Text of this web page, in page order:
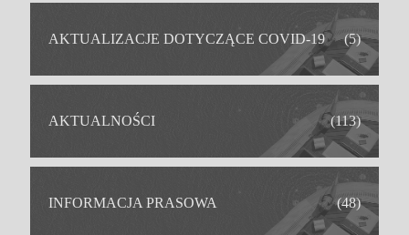
AKTUALIZACJE DOTYCZĄCE COVID-19 (5)
AKTUALNOŚCI (113)
INFORMACJA PRASOWA (48)